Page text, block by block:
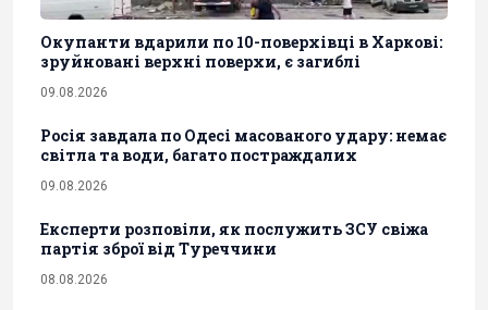
Окупанти вдарили по 10-поверхівці в Харкові:
зруйновані верхні поверхи, є загиблі
09.08.2026
Росія завдала по Одесі масованого удару: немає
світла та води, багато постраждалих
09.08.2026
Експерти розповіли, як послужить ЗСУ свіжа
партія зброї від Туреччини
08.08.2026